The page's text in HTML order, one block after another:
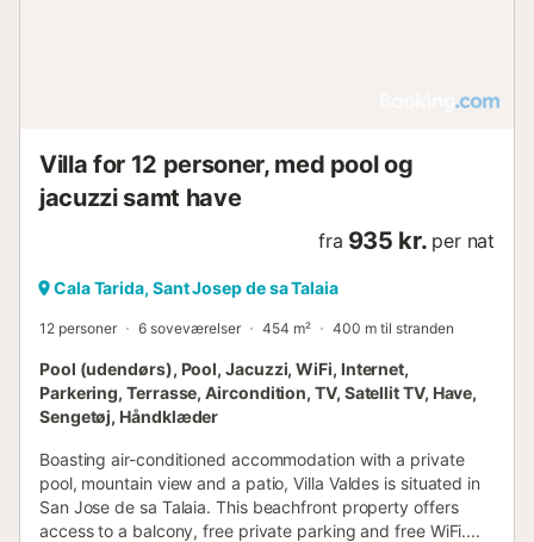
Villa for 12 personer, med pool og
jacuzzi samt have
fra 935 kr. per nat
Cala Tarida, Sant Josep de sa Talaia
12 personer 6 soveværelser 454 m² 400 m til stranden
Pool (udendørs), Pool, Jacuzzi, WiFi, Internet,
Parkering, Terrasse, Aircondition, TV, Satellit TV, Have,
Sengetøj, Håndklæder
Boasting air-conditioned accommodation with a private
pool, mountain view and a patio, Villa Valdes is situated in
San Jose de sa Talaia. This beachfront property offers
access to a balcony, free private parking and free WiFi....